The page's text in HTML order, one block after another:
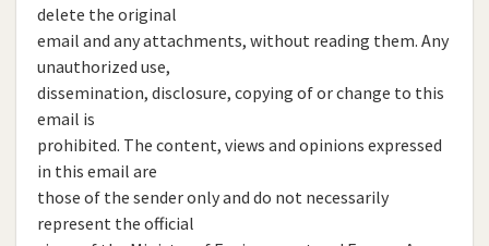
delete the original
email and any attachments, without reading them. Any
unauthorized use,
dissemination, disclosure, copying of or change to this
email is
prohibited. The content, views and opinions expressed
in this email are
those of the sender only and do not necessarily
represent the official